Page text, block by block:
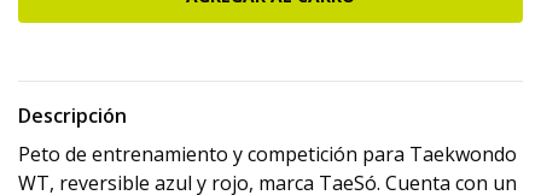
Descripción
Peto de entrenamiento y competición para Taekwondo
WT, reversible azul y rojo, marca TaeSó. Cuenta con un